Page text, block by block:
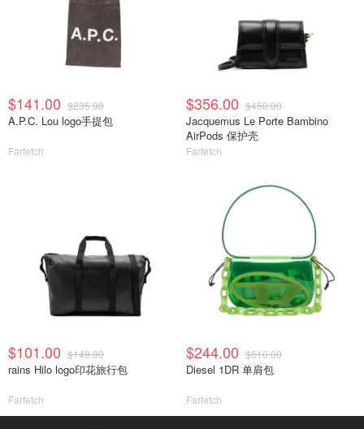
$141.00 $235.00
A.P.C. Lou logo手提包
Farfetch
$356.00 $450.00
Jacquemus Le Porte Bambino
AirPods 保护壳
Farfetch
$101.00 $149.00
rains Hilo logo印花旅行包
Farfetch
$244.00 $610.00
Diesel 1DR 单肩包
Farfetch